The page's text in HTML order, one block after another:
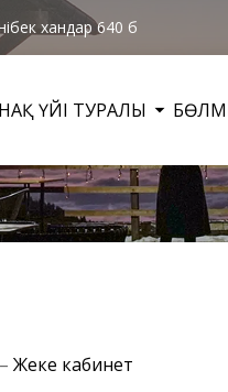
хандар 640 б
ҮЙІ ТУРАЛЫ
– Жеке кабинет